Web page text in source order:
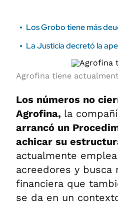
Los Grobo tiene más
La Justicia decretó la
Agrofina tiene
Los números no
Agrofina, la
arrancó un
achicar su
actualmente
acreedores y
financiera que
se da en un